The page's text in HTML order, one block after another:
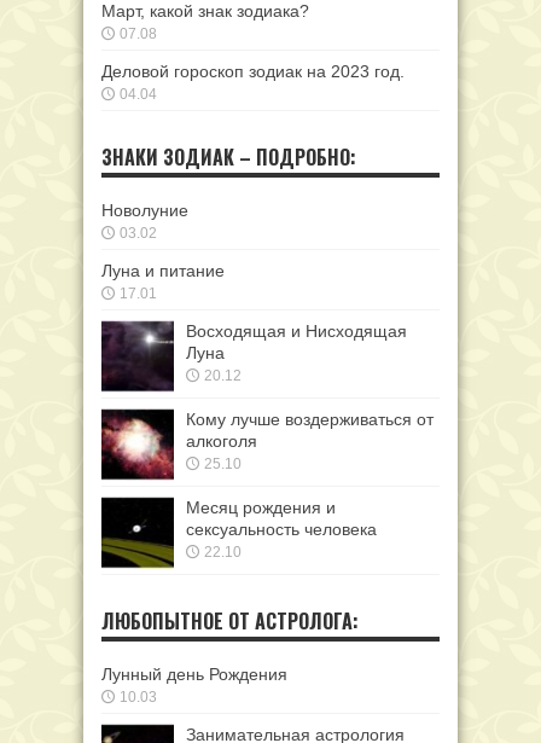
Март, какой знак зодиака?
07.08
Деловой гороскоп зодиак на 2023 год.
04.04
ЗНАКИ ЗОДИАК – ПОДРОБНО:
Новолуние
03.02
Луна и питание
17.01
Восходящая и Нисходящая
Луна
20.12
Кому лучше воздерживаться от
алкоголя
25.10
Месяц рождения и
сексуальность человека
22.10
ЛЮБОПЫТНОЕ ОТ АСТРОЛОГА:
Лунный день Рождения
10.03
Занимательная астрология